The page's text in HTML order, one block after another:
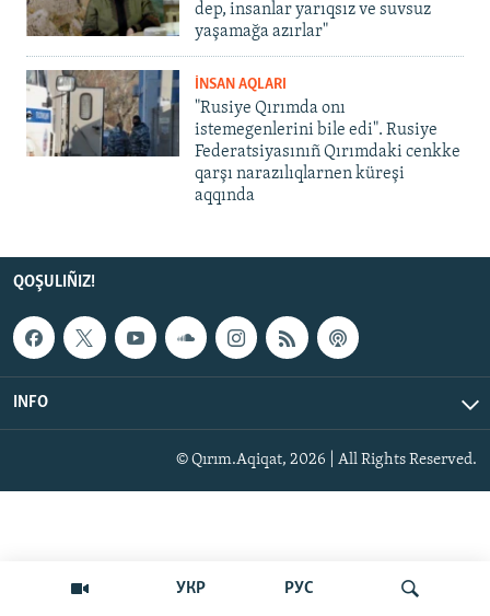
УКР РУС
dep, insanlar yarıqsız ve suvsuz
yaşamağa azırlar"
İNSAN AQLARI
"Rusiye Qırımda onı
istemegenlerini bile edi". Rusiye
Federatsiyasınıñ Qırımdaki cenkke
qarşı narazılıqlarnen küreşi
aqqında
QOŞULIÑIZ!
INFO
© Qırım.Aqiqat, 2026 | All Rights Reserved.